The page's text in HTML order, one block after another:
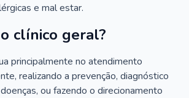
e mal estar.
clínico geral?
principalmente no atendimento
realizando a prevenção, diagnóstico
ou fazendo o direcionamento